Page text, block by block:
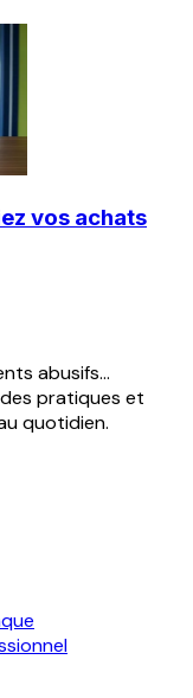
vos achats
abusifs...
pratiques et
quotidien.